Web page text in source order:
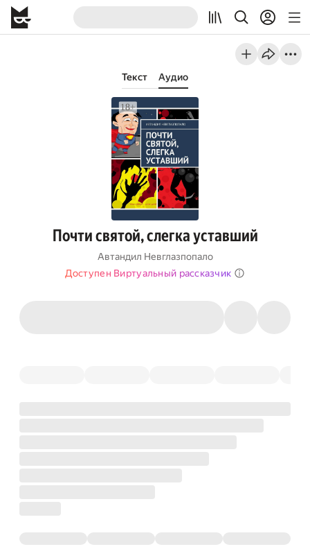
Текст Аудио
Почти святой, слегка уставший
Автандил Невглазпопало
Доступен Виртуальный рассказчик